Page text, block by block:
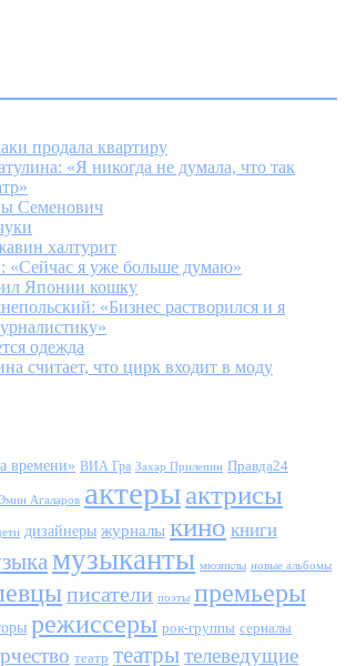
продала квартиру
«Я никогда не думала, что так
Семенович
халтурит
«Сейчас я уже больше думаю»
Японии кошку
«Бизнес растворился и я
одежда
считает, что цирк входит в моду
времени» ВИА Гра Захар Прилепин Правда24
Агаларов актерыактрисы
дизайнеры журналы кино книги
музыканты мюзиклы новые альбомы
писатели поэты премьеры
режиссеры рок-группы сериалы
театр театрытелеведущие